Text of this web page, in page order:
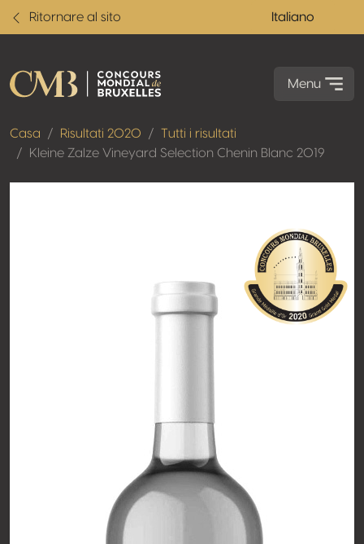
Ritornare al sito Italiano
Menu
Casa Risultati 2020
Tutti i risultati
Kleine Zalze Vineyard Selection Chenin Blanc 2019